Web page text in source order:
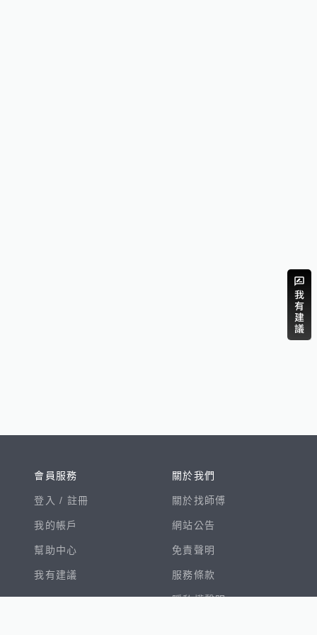
會員服務
登入 / 註冊
我的帳戶
幫助中心
我有建議
關於我們
關於找師傅
網站公告
免責聲明
服務條款
隱私權聲明